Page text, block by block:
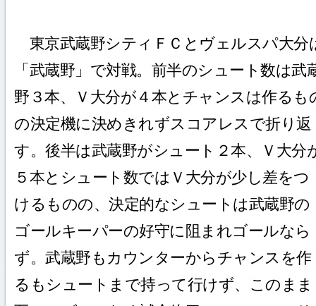
東京武蔵野シティＦＣとヴェルスパ大分
「武蔵野」で対戦。前半のシュート数は武
野３本、Ｖ大分が４本とチャンスは作るも
の決定機に決めきれずスコアレスで折り返
す。後半は武蔵野がシュート２本、Ｖ大分
５本とシュート数ではＶ大分が少し差をつ
けるものの、決定的なシュートは武蔵野の
ゴールキーパーの好守に阻まれゴールなら
ず。武蔵野もカウンターからチャンスを作
るもシュートまで持って行けず、このまま